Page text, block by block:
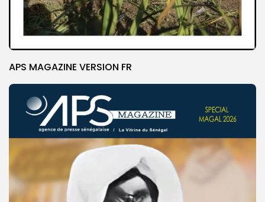
APS MAGAZINE VERSION FR